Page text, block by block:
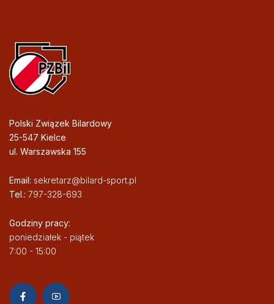
Polski Związek Bilardowy
25-547 Kielce
ul. Warszawska 155
Email: sekretarz@bilard-sport.pl
Tel.: 797-328-693
Godziny pracy:
poniedziałek - piątek
7:00 - 15:00